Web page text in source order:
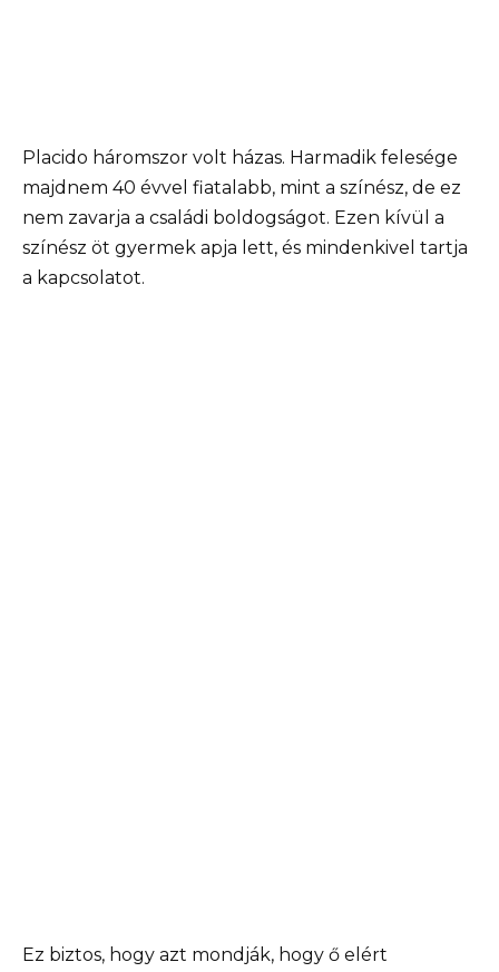
Placido háromszor volt házas. Harmadik felesége
majdnem 40 évvel fiatalabb, mint a színész, de ez
nem zavarja a családi boldogságot. Ezen kívül a
színész öt gyermek apja lett, és mindenkivel tartja
a kapcsolatot.
Ez biztos, hogy azt mondják, hogy ő elért